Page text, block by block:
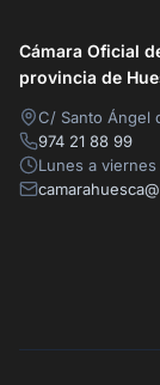
Cámara Oficial
provincia de
C/ Santo Ángel
974 21 88 99
Lunes a viernes